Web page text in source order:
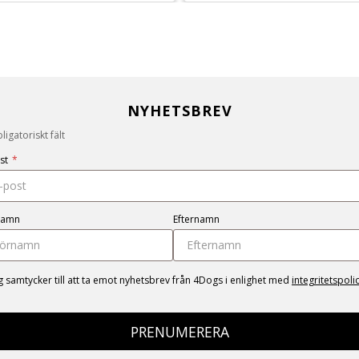
NYHETSBREV
fält
*
Efternamn
samtycker till att ta emot nyhetsbrev från 4Dogs i enlighet med
PRENUMERERA